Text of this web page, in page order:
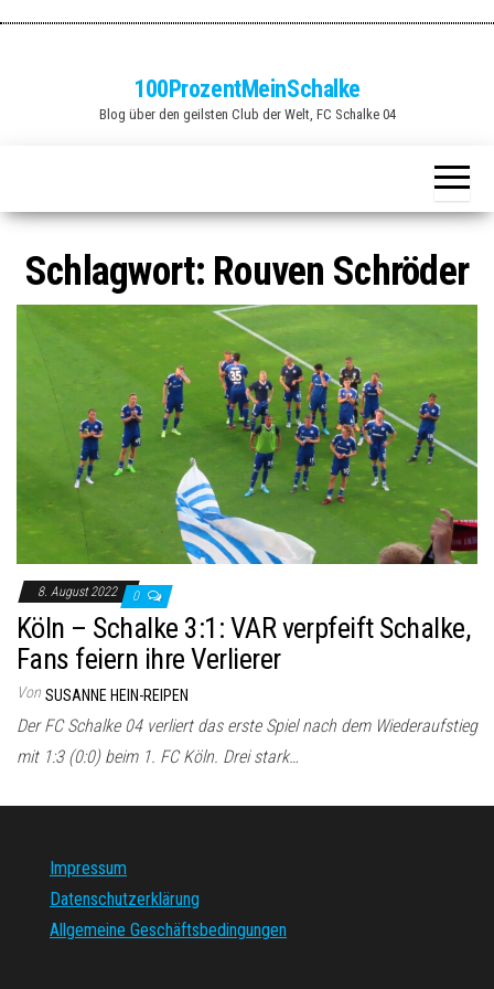
100ProzentMeinSchalke
Blog über den geilsten Club der Welt, FC Schalke 04
Schlagwort: Rouven Schröder
8. August 2022 0
Köln – Schalke 3:1: VAR verpfeift Schalke,
Fans feiern ihre Verlierer
Von SUSANNE HEIN-REIPEN
Der FC Schalke 04 verliert das erste Spiel nach dem Wiederaufstieg
mit 1:3 (0:0) beim 1. FC Köln. Drei stark…
Impressum
Datenschutzerklärung
Allgemeine Geschäftsbedingungen